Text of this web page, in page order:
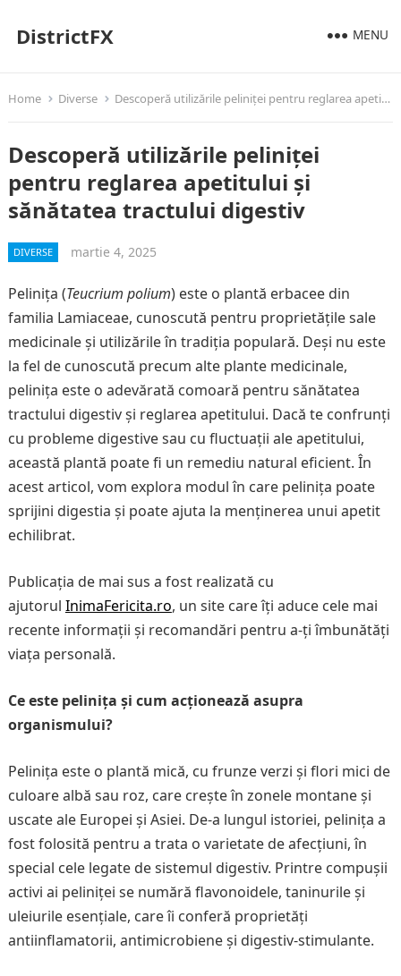
DistrictFX MENU
Home Diverse Descoperă utilizările peliniței pentru reglarea apetitului și sănătatea tractului digestiv
Descoperă utilizările peliniței
pentru reglarea apetitului și
sănătatea tractului digestiv
DIVERSE martie 4, 2025
Pelinița (Teucrium polium) este o plantă erbacee din
familia Lamiaceae, cunoscută pentru proprietățile sale
medicinale și utilizările în tradiția populară. Deși nu este
la fel de cunoscută precum alte plante medicinale,
pelinița este o adevărată comoară pentru sănătatea
tractului digestiv și reglarea apetitului. Dacă te confrunți
cu probleme digestive sau cu fluctuații ale apetitului,
această plantă poate fi un remediu natural eficient. În
acest articol, vom explora modul în care pelinița poate
sprijini digestia și poate ajuta la menținerea unui apetit
echilibrat.
Publicația de mai sus a fost realizată cu
ajutorul InimaFericita.ro, un site care îți aduce cele mai
recente informații și recomandări pentru a-ți îmbunătăți
viața personală.
Ce este pelinița și cum acționează asupra
organismului?
Pelinița este o plantă mică, cu frunze verzi și flori mici de
culoare albă sau roz, care crește în zonele montane și
uscate ale Europei și Asiei. De-a lungul istoriei, pelinița a
fost folosită pentru a trata o varietate de afecțiuni, în
special cele legate de sistemul digestiv. Printre compușii
activi ai peliniței se numără flavonoidele, taninurile și
uleiurile esențiale, care îi conferă proprietăți
antiinflamatorii, antimicrobiene și digestiv-stimulante.